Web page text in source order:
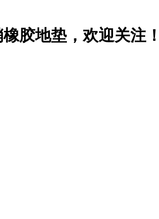
胶地垫，欢迎关注！